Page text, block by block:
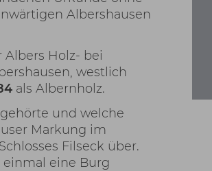
Albershausen
Holz- bei
westlich
als Albernholz.
und welche
Markung im
Filseck über.
eine Burg